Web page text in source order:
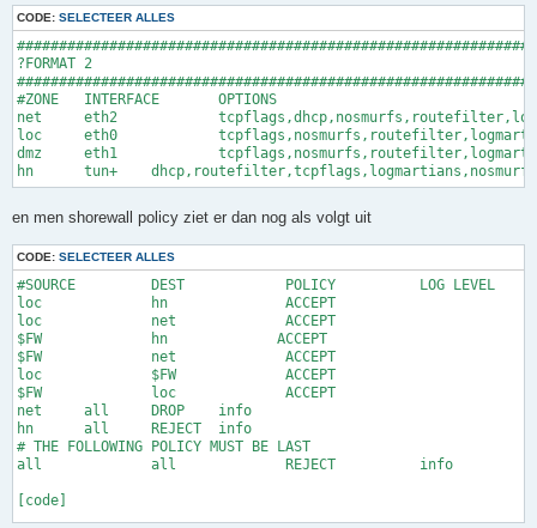
	host DESKTOP-SOKOKC1 {
		hardware ethernet 00:23:18:46:b2:92;
		fixed-address 172.16.1.1;
		}
	# streamingpc 172.16.1.2
	host DESKTOP-85OTU3D {
		hardware ethernet 9c:5c:8e:7a:5a:eb;
		fixed-address 172.16.1.2;
		}
	}
# local
	option domain-name-servers 8.8.8.8 , 8.8.4.4;
	option domain-name "localnet.jenp.net";
	option subnet-mask 255.255.255.0;
	option routers 172.16.0.1;
CODE: SELECTEER ALLES
?FORMAT 2
#ZONE	INTERFACE	OPTIONS
net     eth2
loc     eth0
dmz     eth1
en men shorewall policy ziet er dan nog als volgt uit
CODE: SELECTEER ALLES
#SOURCE		DEST		POLICY		LOG LEVEL	LIMIT:BURST
loc		hn		ACCEPT
loc		net		ACCEPT
$FW             hn             ACCEPT
$FW             net             ACCEPT
loc        	$FW         	ACCEPT
$FW        	loc         	ACCEPT
net	all	DROP	info
hn	all	REJECT	info
# THE FOLLOWING POLICY MUST BE LAST
all		all		REJECT		info
[code]